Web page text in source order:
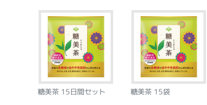
糖美茶 15日間セット 糖美茶 15袋